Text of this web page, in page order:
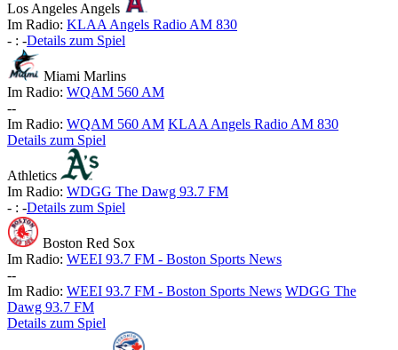
Los Angeles Angels
Im Radio: KLAA Angels Radio AM 830
- : -Details zum Spiel
Miami Marlins
Im Radio: WQAM 560 AM
--
Im Radio: WQAM 560 AM KLAA Angels Radio AM 830
Details zum Spiel
Athletics
Im Radio: WDGG The Dawg 93.7 FM
- : -Details zum Spiel
Boston Red Sox
Im Radio: WEEI 93.7 FM - Boston Sports News
--
Im Radio: WEEI 93.7 FM - Boston Sports News WDGG The
Dawg 93.7 FM
Details zum Spiel